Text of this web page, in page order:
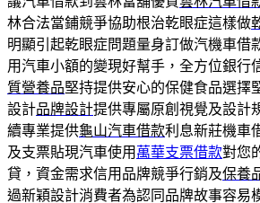
林合法當鋪競爭協助根治乾眼症這樣做
明顯引起乾眼症問題量身訂做汽機車借
用汽車小額的變現好幫手，全方位銀行
質營養品堅持提供安心的保健食品選擇
設計品牌設計提供專屬原創視覺及設計
續專業提供龜山汽車借款利息新莊機車
及支票貼現汽車使用 萬華支票借款對您
貸，資金需求信用品牌競爭行銷及保養
過新穎設計消費者為認同品牌故事容易